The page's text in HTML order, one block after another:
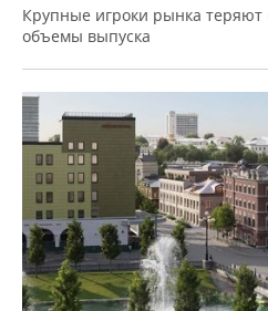
Крупные игроки рынка
объемы выпуска